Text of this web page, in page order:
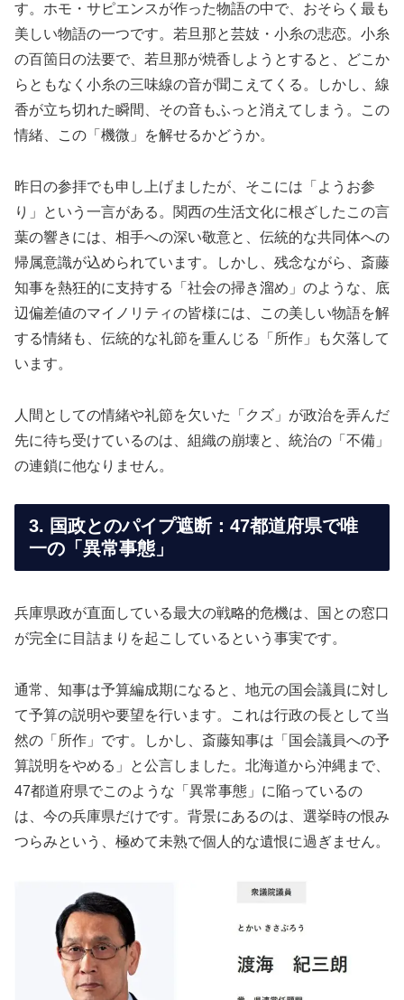
す。ホモ・サピエンスが作った物語の中で、おそらく最も
美しい物語の一つです。若旦那と芸妓・小糸の悲恋。小糸
の百箇日の法要で、若旦那が焼香しようとすると、どこか
らともなく小糸の三味線の音が聞こえてくる。しかし、線
香が立ち切れた瞬間、その音もふっと消えてしまう。この
情緒、この「機微」を解せるかどうか。
昨日の参拝でも申し上げましたが、そこには「ようお参
り」という一言がある。関西の生活文化に根ざしたこの言
葉の響きには、相手への深い敬意と、伝統的な共同体への
帰属意識が込められています。しかし、残念ながら、斎藤
知事を熱狂的に支持する「社会の掃き溜め」のような、底
辺偏差値のマイノリティの皆様には、この美しい物語を解
する情緒も、伝統的な礼節を重んじる「所作」も欠落して
います。
人間としての情緒や礼節を欠いた「クズ」が政治を弄んだ
先に待ち受けているのは、組織の崩壊と、統治の「不備」
の連鎖に他なりません。
3. 国政とのパイプ遮断：47都道府県で唯
一の「異常事態」
兵庫県政が直面している最大の戦略的危機は、国との窓口
が完全に目詰まりを起こしているという事実です。
通常、知事は予算編成期になると、地元の国会議員に対し
て予算の説明や要望を行います。これは行政の長として当
然の「所作」です。しかし、斎藤知事は「国会議員への予
算説明をやめる」と公言しました。北海道から沖縄まで、
47都道府県でこのような「異常事態」に陥っているの
は、今の兵庫県だけです。背景にあるのは、選挙時の恨み
つらみという、極めて未熟で個人的な遺恨に過ぎません。